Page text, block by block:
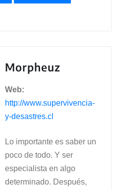
Morpheuz
Web:
http://www.supervivencia-
y-desastres.cl
Lo importante es saber un
poco de todo. Y ser
especialista en algo
determinado. Después,